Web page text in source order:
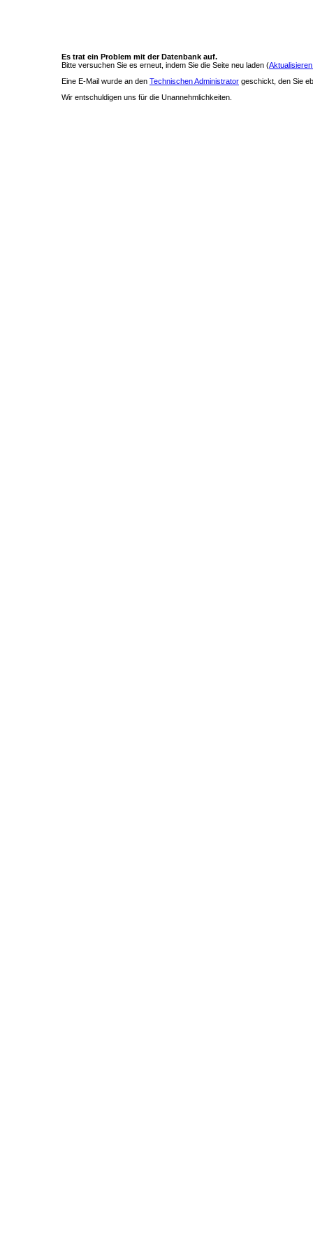
Es trat ein Problem mit der Datenbank auf.
Bitte versuchen Sie es erneut, indem Sie die Seite neu laden (
Eine E-Mail wurde an den Technischen Administrator geschickt, den Sie
Wir entschuldigen uns für die Unannehmlichkeiten.